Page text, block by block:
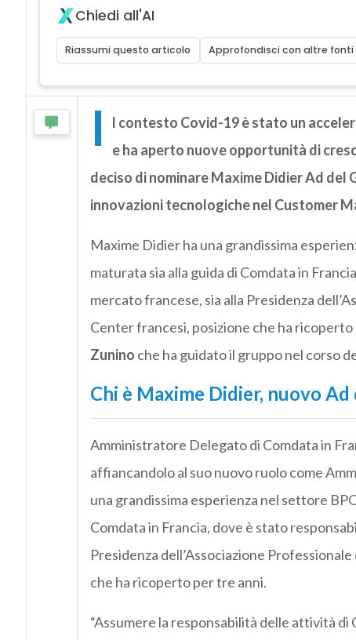
Chiedi all'AI
Riassumi questo articolo Approfondisci con altre fonti
I
l contesto Covid-19 è stato un
e ha aperto nuove opportunità di
deciso di nominare Maxime Didier Ad
innovazioni tecnologiche nel Customer
Maxime Didier ha una grandissima
maturata sia alla guida di Comdatain
mercato francese, sia alla Presidenza
Center francesi, posizione che ha
Zunino che ha guidato il gruppo nel corso
Chi è Maxime Didier, nuovo Ad
Amministratore Delegato di Comdatain
affiancandolo al suo nuovo ruolo come
una grandissima esperienza nel settore
Comdatain Francia, dove è stato
Presidenza dell’Associazione
che ha ricoperto per tre anni.
“Assumere la responsabilità delle attività di